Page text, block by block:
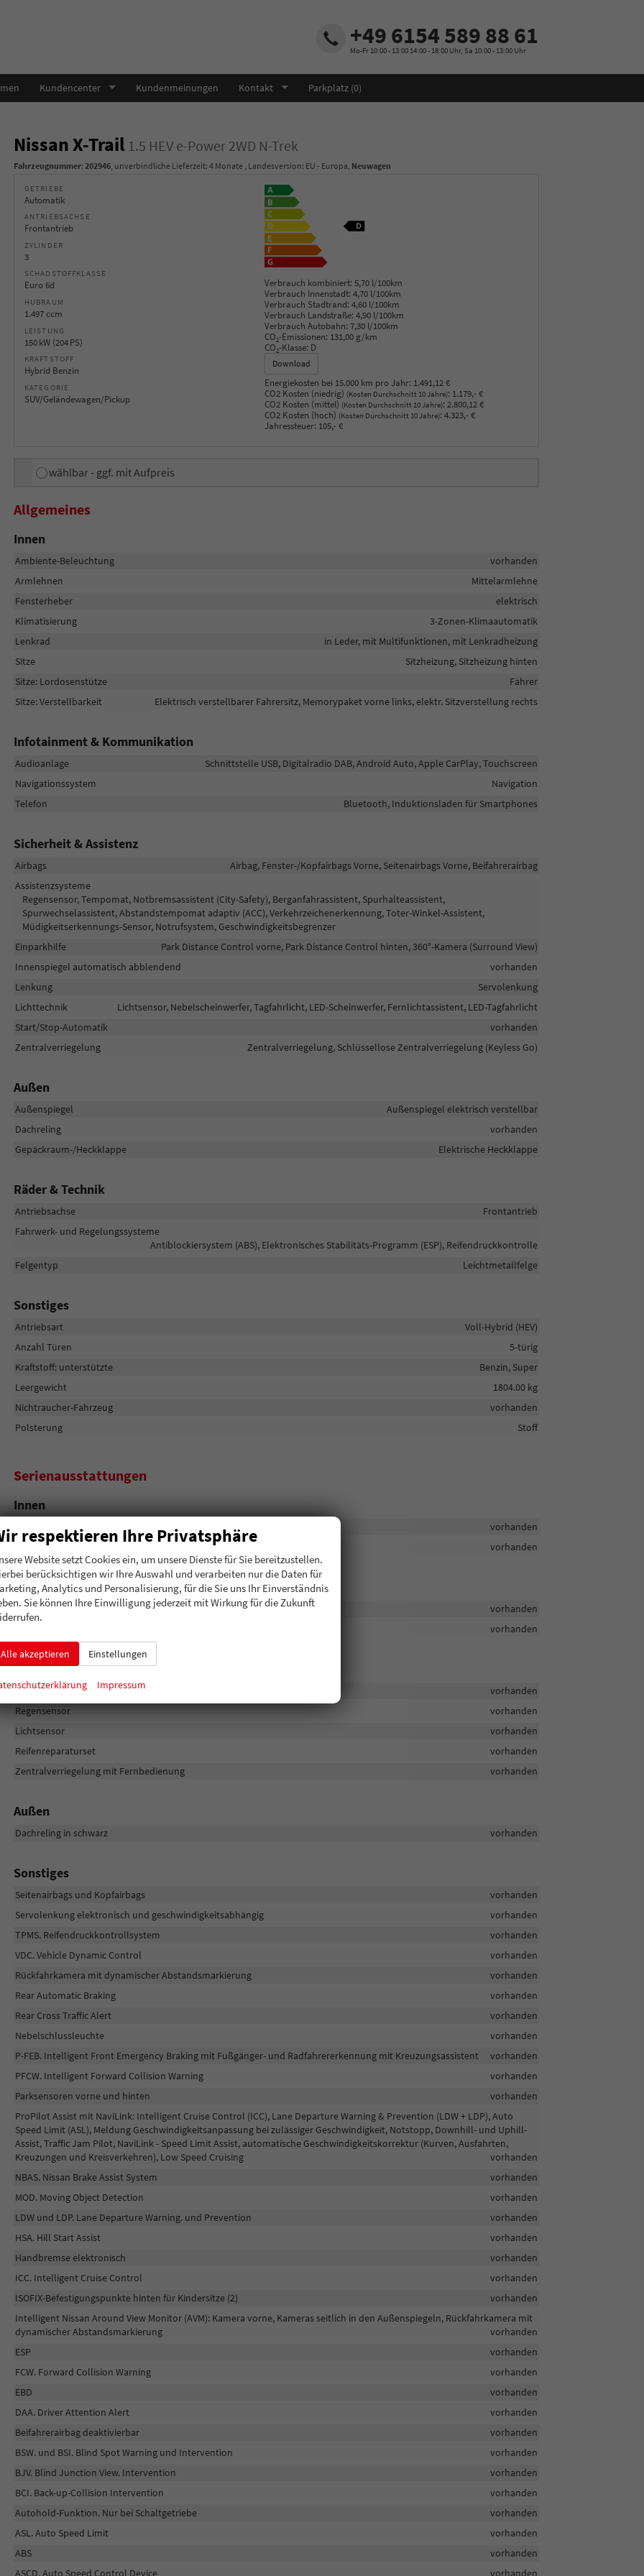
+49 6154 589 88 61
Mo-Fr 10:00 - 13:00 14:00 - 18:00 Uhr, Sa 10:00 - 13:00 Uhr
Kundencenter Kundenmeinungen Kontakt Parkplatz (0)
Nissan X-Trail 1.5 HEV e-Power 2WD N-Trek
Fahrzeugnummer: 202946, unverbindliche Lieferzeit: 4 Monate, Landesversion: EU - Europa, Neuwagen
GETRIEBE
Automatik
ANTRIEBSACHSE
Frontantrieb
ZYLINDER
3
SCHADSTOFFKLASSE
Euro 6d
HUBRAUM
1.497 ccm
LEISTUNG
150 kW (204 PS)
KRAFTSTOFF
Hybrid Benzin
KATEGORIE
SUV/Geländewagen/Pickup
Verbrauch kombiniert: 5,70 l/100km
Verbrauch Innenstadt: 4,70 l/100km
Verbrauch Stadtrand: 4,60 l/100km
Verbrauch Landstraße: 4,90 l/100km
Verbrauch Autobahn: 7,30 l/100km
CO2-Emissionen: 131,00 g/km
CO2-Klasse: D
Download
Energiekosten bei 15.000 km pro Jahr: 1.491,12 €
CO2 Kosten (niedrig) (Kosten Durchschnitt 10 Jahre): 1.179,- €
CO2 Kosten (mittel) (Kosten Durchschnitt 10 Jahre): 2.800,12 €
CO2 Kosten (hoch) (Kosten Durchschnitt 10 Jahre): 4.323,- €
Jahressteuer: 105,- €
wählbar - ggf. mit Aufpreis
Allgemeines
Innen
Ambiente-Beleuchtung
vorhanden
Armlehnen
Mittelarmlehne
Fensterheber
elektrisch
Klimatisierung
3-Zonen-Klimaautomatik
Lenkrad
in Leder, mit Multifunktionen, mit Lenkradheizung
Sitze
Sitzheizung, Sitzheizung hinten
Sitze: Lordosenstütze
Fahrer
Sitze: Verstellbarkeit
Elektrisch verstellbarer Fahrersitz, Memorypaket vorne links, elektr. Sitzverstellung rechts
Infotainment & Kommunikation
Audioanlage
Schnittstelle USB, Digitalradio DAB, Android Auto, Apple CarPlay, Touchscreen
Navigationssystem
Navigation
Telefon
Bluetooth, Induktionsladen für Smartphones
Sicherheit & Assistenz
Airbags
Airbag, Fenster-/Kopfairbags Vorne, Seitenairbags Vorne, Beifahrerairbag
Assistenzsysteme
Regensensor, Tempomat, Notbremsassistent (City-Safety), Berganfahrassistent, Spurhalteassistent,
Spurwechselassistent, Abstandstempomat adaptiv (ACC), Verkehrzeichenerkennung, Toter-Winkel-Assistent,
Müdigkeitserkennungs-Sensor, Notrufsystem, Geschwindigkeitsbegrenzer
Einparkhilfe
Park Distance Control vorne, Park Distance Control hinten, 360°-Kamera (Surround View)
Innenspiegel automatisch abblendend
vorhanden
Lenkung
Servolenkung
Lichttechnik
Lichtsensor, Nebelscheinwerfer, Tagfahrlicht, LED-Scheinwerfer, Fernlichtassistent, LED-Tagfahrlicht
Start/Stop-Automatik
vorhanden
Zentralverriegelung
Zentralverriegelung, Schlüssellose Zentralverriegelung (Keyless Go)
Außen
Außenspiegel
Außenspiegel elektrisch verstellbar
Dachreling
vorhanden
Gepäckraum-/Heckklappe
Elektrische Heckklappe
Räder & Technik
Antriebsachse
Frontantrieb
Fahrwerk- und Regelungssysteme
Antiblockiersystem (ABS), Elektronisches Stabilitäts-Programm (ESP), Reifendruckkontrolle
Felgentyp
Leichtmetallfelge
Sonstiges
Antriebsart
Voll-Hybrid (HEV)
Anzahl Türen
5-türig
Kraftstoff: unterstützte
Benzin, Super
Leergewicht
1804.00 kg
Nichtraucher-Fahrzeug
vorhanden
Polsterung
Stoff
Serienausstattungen
Innen
Sitzheizung vorne und hinten
vorhanden
Lenkrad beheizbar
vorhanden
Infotainment & Kommunikation
DAB+
vorhanden
vorhanden
Sicherheit & Assistenz
Fahrer- und Beifahrerairbag
vorhanden
Regensensor
vorhanden
Lichtsensor
vorhanden
Reifenreparaturset
vorhanden
Zentralverriegelung mit Fernbedienung
vorhanden
Außen
Dachreling in schwarz vorhanden
Sonstiges
Seitenairbags und Kopfairbags
vorhanden
Servolenkung elektronisch und geschwindigkeitsabhängig
vorhanden
TPMS. Reifendruckkontrollsystem
vorhanden
VDC. Vehicle Dynamic Control
vorhanden
Rückfahrkamera mit dynamischer Abstandsmarkierung
vorhanden
Rear Automatic Braking
vorhanden
Rear Cross Traffic Alert
vorhanden
Nebelschlussleuchte
vorhanden
P-FEB. Intelligent Front Emergency Braking mit Fußgänger- und Radfahrererkennung mit Kreuzungsassistent
vorhanden
PFCW. Intelligent Forward Collision Warning
vorhanden
Parksensoren vorne und hinten
vorhanden
ProPilot Assist mit NaviLink: Intelligent Cruise Control (ICC), Lane Departure Warning & Prevention (LDW + LDP), Auto
Speed Limit (ASL), Meldung Geschwindigkeitsanpassung bei zulässiger Geschwindigkeit, Notstopp, Downhill- und Uphill-
Assist, Traffic Jam Pilot, NaviLink - Speed Limit Assist, automatische Geschwindigkeitskorrektur (Kurven, Ausfahrten,
Kreuzungen und Kreisverkehren), Low Speed Cruising
vorhanden
NBAS. Nissan Brake Assist System
vorhanden
MOD. Moving Object Detection
vorhanden
LDW und LDP. Lane Departure Warning. und Prevention
vorhanden
HSA. Hill Start Assist
vorhanden
Handbremse elektronisch
vorhanden
ICC. Intelligent Cruise Control
vorhanden
ISOFIX-Befestigungspunkte hinten für Kindersitze (2)
vorhanden
Intelligent Nissan Around View Monitor (AVM): Kamera vorne, Kameras seitlich in den Außenspiegeln, Rückfahrkamera mit
dynamischer Abstandsmarkierung
vorhanden
ESP
vorhanden
FCW. Forward Collision Warning
vorhanden
EBD
vorhanden
DAA. Driver Attention Alert
vorhanden
Beifahrerairbag deaktivierbar
vorhanden
BSW. und BSI. Blind Spot Warning und Intervention
vorhanden
BJV. Blind Junction View. Intervention
vorhanden
BCI. Back-up-Collision Intervention
vorhanden
Autohold-Funktion. Nur bei Schaltgetriebe
vorhanden
ASL. Auto Speed Limit
vorhanden
ABS
vorhanden
ASCD. Auto Speed Control Device
vorhanden
respektieren Ihre Privatsphäre
Website setzt Cookies ein, um unsere Dienste für Sie bereitzustellen.
berücksichtigen wir Ihre Auswahl und verarbeiten nur die Daten für
Analytics und Personalisierung, für die Sie uns Ihr Einverständnis
Sie können Ihre Einwilligung jederzeit mit Wirkung für die Zukunft
Alle akzeptieren Einstellungen
Impressum